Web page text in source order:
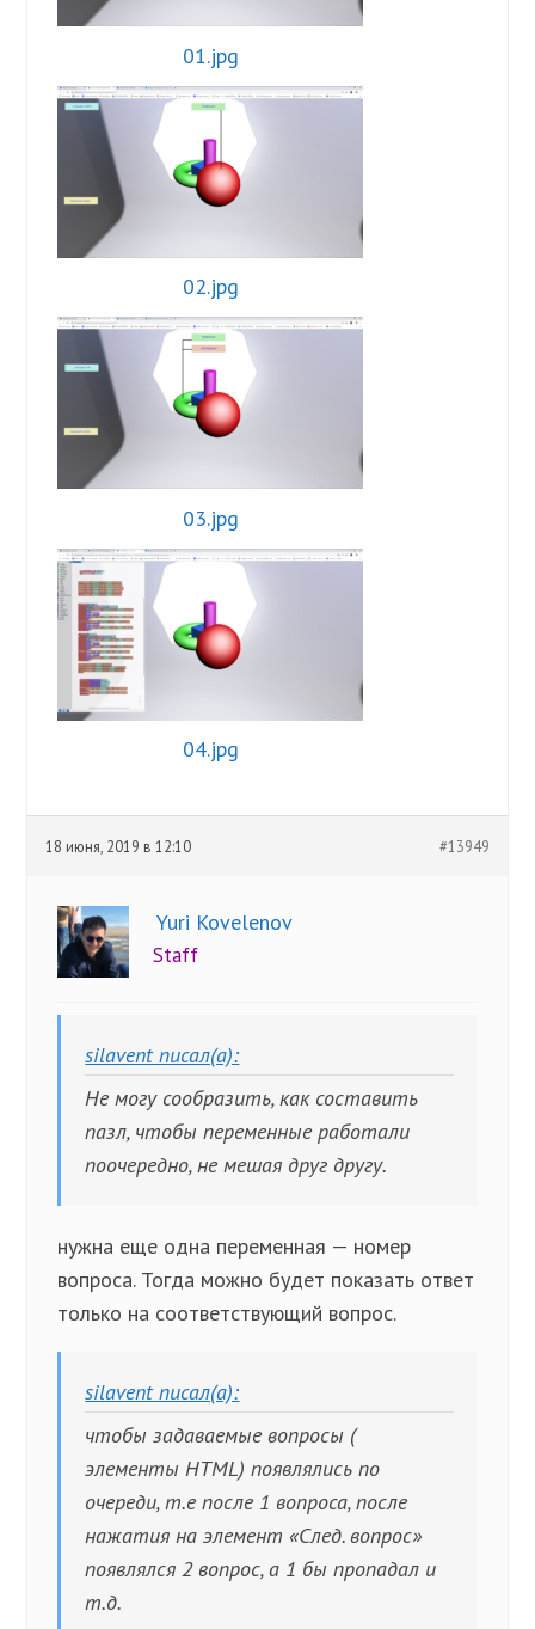
01.jpg
02.jpg
03.jpg
04.jpg
18 июня, 2019 в 12:10 #13949
Yuri Kovelenov
Staff
silavent писал(а):
Не могу сообразить, как составить
пазл, чтобы переменные работали
поочередно, не мешая друг другу.
нужна еще одна переменная — номер
вопроса. Тогда можно будет показать ответ
только на соответствующий вопрос.
silavent писал(а):
чтобы задаваемые вопросы (
элементы HTML) появлялись по
очереди, т.е после 1 вопроса, после
нажатия на элемент «След. вопрос»
появлялся 2 вопрос, а 1 бы пропадал и
т.д.